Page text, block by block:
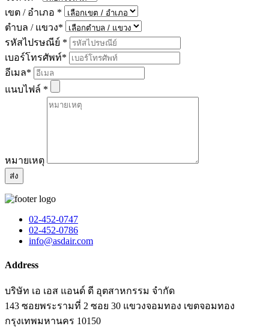
เขต / อำเภอ *
ตำบล / แขวง*
รหัสไปรษณีย์ *
เบอร์โทรศัพท์*
อีเมล*
แนบไฟล์ *
หมายเหตุ
02-452-0747
02-452-0786
info@asdair.com
Address
บริษัท เอ เอส แอนด์ ดี อุตสาหกรรม จำกัด
143 ซอยพระรามที่ 2 ซอย 30 แขวงจอมทอง เขตจอมทอง
​กรุงเทพมหานคร 10150